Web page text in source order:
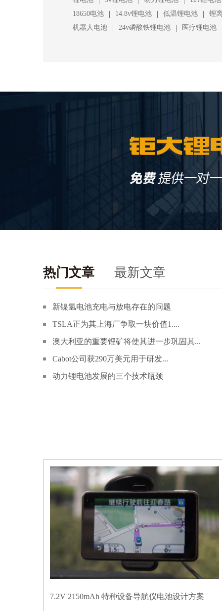
18650电池 | 14.8v锂电池 | 低温锂电池 | 锂
机器人电池 | 24v磷酸铁锂电池 | 医疗锂电池
热门文章 最新文章
新镍氢电池充电与放电存在的问题
TSLA正为其上海厂争取一块价值1....
澳大利亚的重要锂矿将使其进一步巩固其...
Cabot公司获290万美元用于研发...
动力锂电池发展的三个技术瓶颈
7.2V 2150mAh 特种设备导航仪电池设计方案